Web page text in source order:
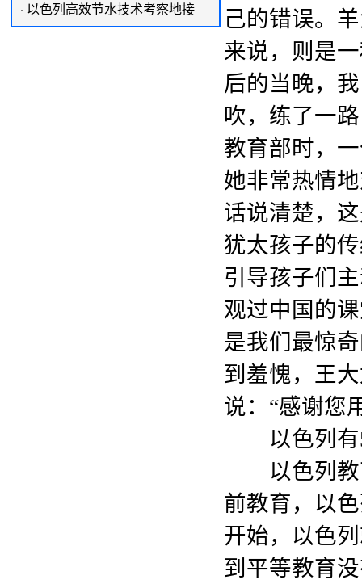
· 以色列高效节水技术考察地接
己的错误。
来说，则是
后的当晚，
吹，练了一
教育部时，
她非常热情
话说清楚，
犹太孩子的
引导孩子们
观过中国的
是我们最惊
到羞愧，王
说：“感谢您
以色列有
以色列教
前教育，以
开始，以色
到平等教育